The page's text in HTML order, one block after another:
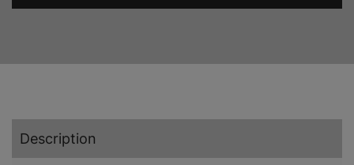
Description